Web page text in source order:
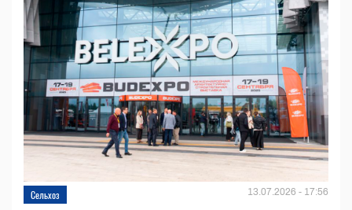
Сельхоз 13.07.2026 - 17:56